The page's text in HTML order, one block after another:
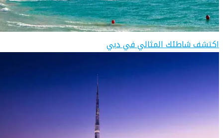
اكتشف شاطئك المثالي في دبي